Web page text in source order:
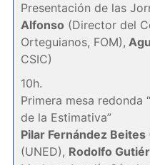
Presentación de las
Alfonso (Director del
Orteguianos, FOM),
CSIC)
10h.
Primera mesa redonda
de la Estimativa”
Pilar Fernández Beites
(UNED), Rodolfo